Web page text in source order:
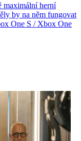
maximální herní
by na něm fungovat
One S / Xbox One